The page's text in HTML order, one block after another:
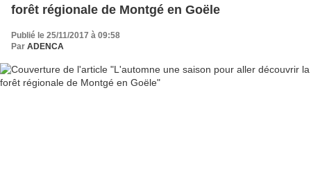
forêt régionale de Montgé en Goële
Publié le 25/11/2017 à 09:58
Par ADENCA